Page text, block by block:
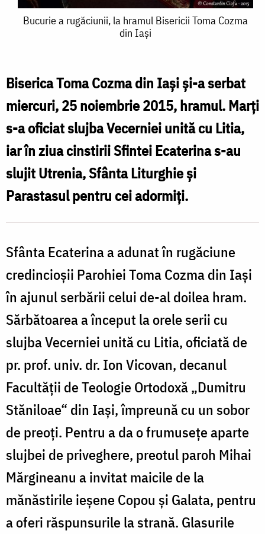
Bucurie
la
hramul
Bisericii
Toma
Cozma
din
Iaşi
Bucurie a rugăciunii, la hramul Bisericii Toma Cozma
din Iaşi
Biserica Toma Cozma din Iaşi şi-a serbat
miercuri, 25 noiembrie 2015, hramul. Marţi
s-a oficiat slujba Vecerniei unită cu Litia,
iar în ziua cinstirii Sfintei Ecaterina s-au
slujit Utrenia, Sfânta Liturghie şi
Parastasul pentru cei adormiţi.
Sfânta Ecaterina a adunat în rugăciune
credincioşii Parohiei Toma Cozma din Iaşi
în ajunul serbării celui de-al doilea hram.
Sărbătoarea a început la orele serii cu
slujba Vecerniei unită cu Litia, oficiată de
pr. prof. univ. dr. Ion Vicovan, decanul
Facultăţii de Teologie Ortodoxă „Dumitru
Stăniloae“ din Iaşi, împreună cu un sobor
de preoţi. Pentru a da o frumuseţe aparte
slujbei de priveghere, preotul paroh Mihai
Mărgineanu a invitat maicile de la
mănăstirile ieşene Copou şi Galata, pentru
a oferi răspunsurile la strană. Glasurile